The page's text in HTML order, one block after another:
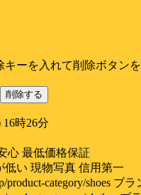
ーを入れて削除ボタン
削除する
16時26分
心 最低価格保証
低い 現物写真 信用第一
product-category/shoes ブ